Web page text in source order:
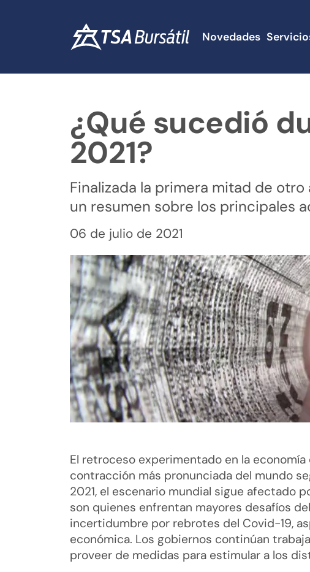
Novedades
¿Qué sucedió
2021?
Finalizada la primera mitad de
un resumen sobre los principales
06 de julio de 2021
El retroceso experimentado en la
contracción más pronunciada del mundo
2021, el escenario mundial sigue afectado
son quienes enfrentan mayores desafíos
incertidumbre por rebrotes del Covid-19,
económica. Los gobiernos continúan
proveer de medidas para estimular a los